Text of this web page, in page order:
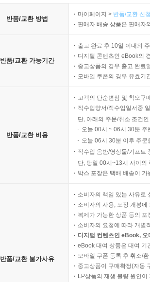
반품/교환 방법
마이페이지 > 반품/교환 신
판매자 배송 상품은 판매자
반품/교환 가능기간
출고 완료 후 10일 이내의
디지털 콘텐츠인 eBook의
중고상품의 경우 출고 완료
모바일 쿠폰의 경우 유효기
반품/교환 비용
고객의 단순변심 및 착오구
직수입양서/직수입일서중
단, 아래의 주문/취소 조건
오늘 00시 ~ 06시 30분
오늘 06시 30분 이후 주
직수입 음반/영상물/기프트
단, 당일 00시~13시 사이의
박스 포장은 택배 배송이
반품/교환 불가사유
소비자의 책임 있는 사유로
소비자의 사용, 포장 개봉
복제가 가능한 상품 등의
소비자의 요청에 따라 개별
디지털 컨텐츠인 eBook,
eBook 대여 상품은 대여 기
모바일 쿠폰 등록 후 취소/
중고상품이 구매확정(자동
LP상품의 재생 불량 원인